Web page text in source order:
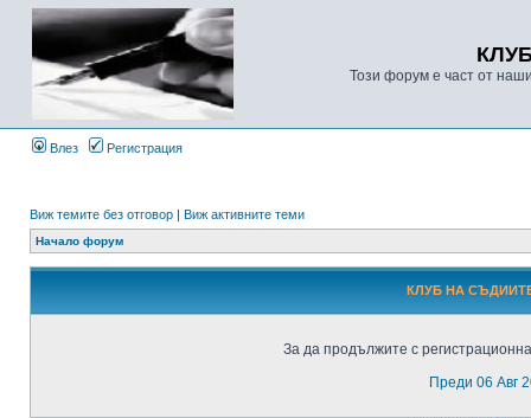
Този форум е част от
Влез Регистрация
Виж темите без отговор | Виж активните теми
Начало форум
КЛУБ НА
За да продължите с
Преди 06 Авг